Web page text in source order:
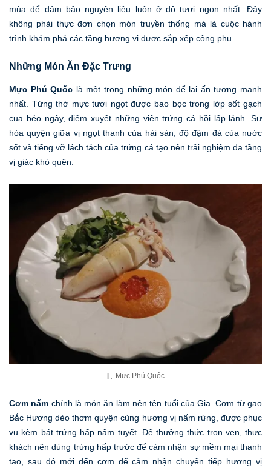
mùa để đảm bảo nguyên liệu luôn ở độ tươi ngon nhất. Đây
không phải thực đơn chọn món truyền thống mà là cuộc hành
trình khám phá các tầng hương vị được sắp xếp công phu.
Những Món Ăn Đặc Trưng
Mực Phú Quốc là một trong những món để lại ấn tượng mạnh
nhất. Từng thớ mực tươi ngọt được bao bọc trong lớp sốt gạch
cua béo ngậy, điểm xuyết những viên trứng cá hồi lấp lánh. Sự
hòa quyện giữa vị ngọt thanh của hải sản, độ đậm đà của nước
sốt và tiếng vỡ lách tách của trứng cá tạo nên trải nghiệm đa tầng
vị giác khó quên.
Mực Phú Quốc
Cơm nấm chính là món ăn làm nên tên tuổi của Gia. Cơm từ gạo
Bắc Hương dẻo thơm quyện cùng hương vị nấm rừng, được phục
vụ kèm bát trứng hấp nấm tuyết. Để thưởng thức trọn vẹn, thực
khách nên dùng trứng hấp trước để cảm nhận sự mềm mại thanh
tao, sau đó mới đến cơm để cảm nhận chuyển tiếp hương vị